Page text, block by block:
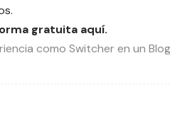
gratuita aquí.
como Switcher en un